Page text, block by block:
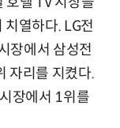
열하다. LG전
장에서 삼성전
자리를 지켰다.
장에서 1위를